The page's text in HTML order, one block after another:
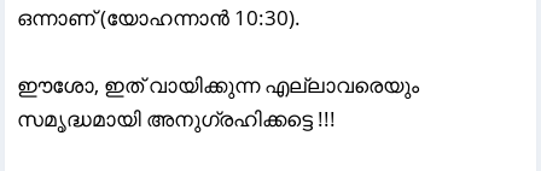
ഒന്നാണ് (യോഹന്നാൻ 10:30).
ഈശോ, ഇത് വായിക്കുന്ന എല്ലാവരെയും
സമൃദ്ധമായി അനുഗ്രഹിക്കട്ടെ !!!